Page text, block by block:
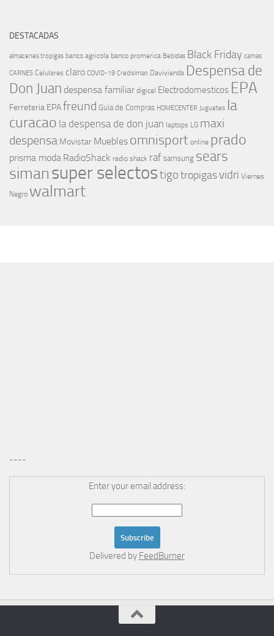
DESTACADAS
almacenes tropigas banco agricola banco promerica Bebidas Black Friday camas
CARNES Celulares claro COVID-19 Credisiman Davivienda Despensa de
Don Juan despensa familiar digicel Electrodomesticos EPA
Ferreteria EPAfreund Guia de Compras HOMECENTER Juguetes la
curacao la despensa de don juan laptops LG maxi
despensa Movistar Muebles omnisport online prado
prisma moda RadioShack radio shack raf samsung sears
simansuper selectostigotropigasvidri Viernes
Negro walmart
----
Enter your email address:
Delivered by FeedBurner